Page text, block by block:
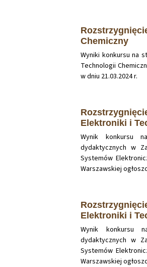
Chemiczny
Wyniki konkursu na
Technologii
w dniu 21.03.2024 r.
Elektroniki i
Wynik konkursu
dydaktycznych w
Systemów
Warszawskiej
Elektroniki i
Wynik konkursu
dydaktycznych w
Systemów
Warszawskiej